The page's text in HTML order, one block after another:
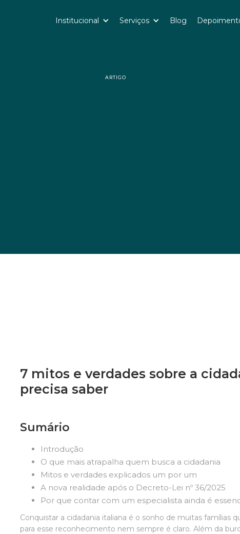
Institucional Serviços Blog
ARTIGO
7 mitos e verdades sobre a
precisa saber
Sumário
Introdução
O que mais atrapalha quem busca a cidadania
Mitos e verdades explicados um por um
A nova realidade após o Decreto-Lei nº 36/2025
Por que contar com um especialista ainda é
Conquistar a cidadania italiana é o sonho de muitas famílias
para esse reconhecimento nem sempre é claro. Além da